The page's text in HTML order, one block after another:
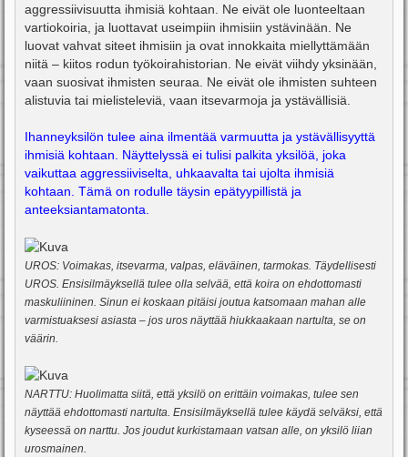
aggressiivisuutta ihmisiä kohtaan. Ne eivät ole luonteeltaan
vartiokoiria, ja luottavat useimpiin ihmisiin ystävinään. Ne
luovat vahvat siteet ihmisiin ja ovat innokkaita miellyttämään
niitä – kiitos rodun työkoirahistorian. Ne eivät viihdy yksinään,
vaan suosivat ihmisten seuraa. Ne eivät ole ihmisten suhteen
alistuvia tai mielisteleviä, vaan itsevarmoja ja ystävällisiä.
Ihanneyksilön tulee aina ilmentää varmuutta ja ystävällisyyttä
ihmisiä kohtaan. Näyttelyssä ei tulisi palkita yksilöä, joka
vaikuttaa aggressiiviselta, uhkaavalta tai ujolta ihmisiä
kohtaan. Tämä on rodulle täysin epätyypillistä ja
anteeksiantamatonta.
UROS: Voimakas, itsevarma, valpas, eläväinen, tarmokas. Täydellisesti
UROS. Ensisilmäyksellä tulee olla selvää, että koira on ehdottomasti
maskuliininen. Sinun ei koskaan pitäisi joutua katsomaan mahan alle
varmistuaksesi asiasta – jos uros näyttää hiukkaakaan nartulta, se on
väärin.
NARTTU: Huolimatta siitä, että yksilö on erittäin voimakas, tulee sen
näyttää ehdottomasti nartulta. Ensisilmäyksellä tulee käydä selväksi, että
kyseessä on narttu. Jos joudut kurkistamaan vatsan alle, on yksilö liian
urosmainen.